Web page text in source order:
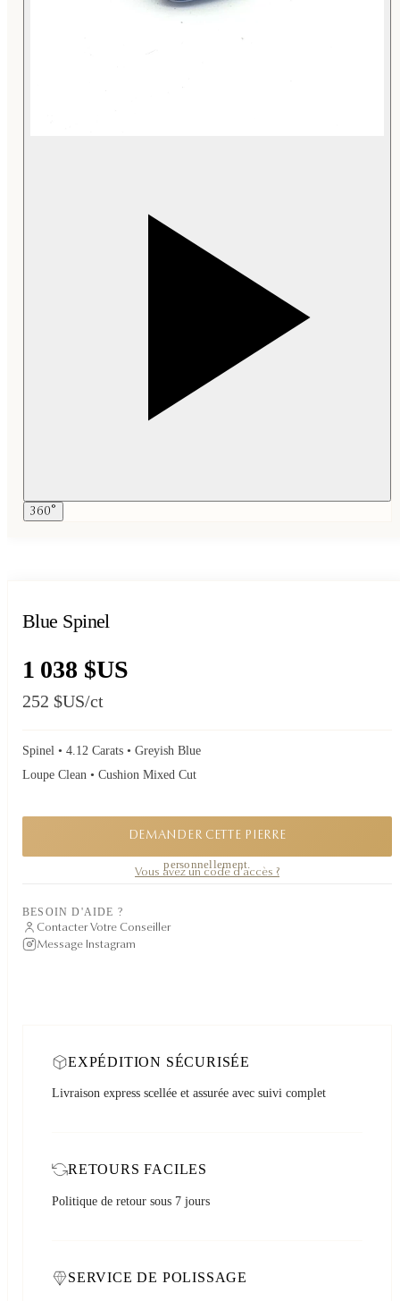
360°
Blue Spinel
1 038 $US
252 $US/ct
Spinel • 4.12 Carats • Greyish Blue
Loupe Clean • Cushion Mixed Cut
DEMANDER CETTE PIERRE
personnellement.
Vous avez un code d'accès ?
BESOIN D'AIDE ?
Contacter Votre Conseiller
Message Instagram
EXPÉDITION SÉCURISÉE
Livraison express scellée et assurée avec suivi complet
RETOURS FACILES
Politique de retour sous 7 jours
SERVICE DE POLISSAGE